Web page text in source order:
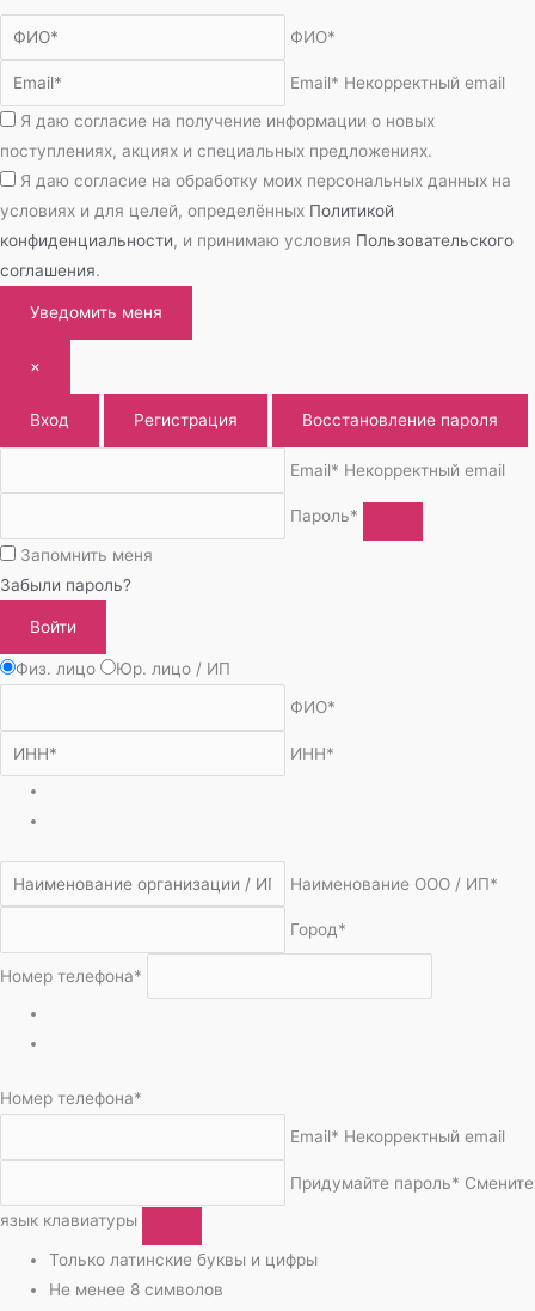
ФИО*
Email* Некорректный email
Я даю согласие на получение информации о новых
поступлениях, акциях и специальных предложениях.
Я даю согласие на обработку моих персональных данных на
условиях и для целей, определённых Политикой
конфиденциальности, и принимаю условия Пользовательского
соглашения.
Уведомить меня
×
Вход Регистрация Восстановление пароля
Email* Некорректный email
Пароль*
Запомнить меня
Забыли пароль?
Войти
Физ. лицо Юр. лицо / ИП
ФИО*
ИНН*
Наименование ООО / ИП*
Город*
Номер телефона*
Номер телефона*
Email* Некорректный email
Придумайте пароль* Смените
язык клавиатуры
Только латинские буквы и цифры
Не менее 8 символов